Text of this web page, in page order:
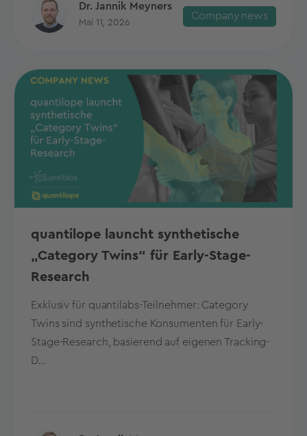
Dr. Jannik Meyners
Mai 11, 2026
Company news
quantilope launcht synthetische
„Category Twins“ für Early-Stage-
Research
Exklusiv für quantilabs-Teilnehmer: Category
Twins sind synthetische Konsumenten für Early-
Stage-Research, basierend auf eigenen Tracking-
D...